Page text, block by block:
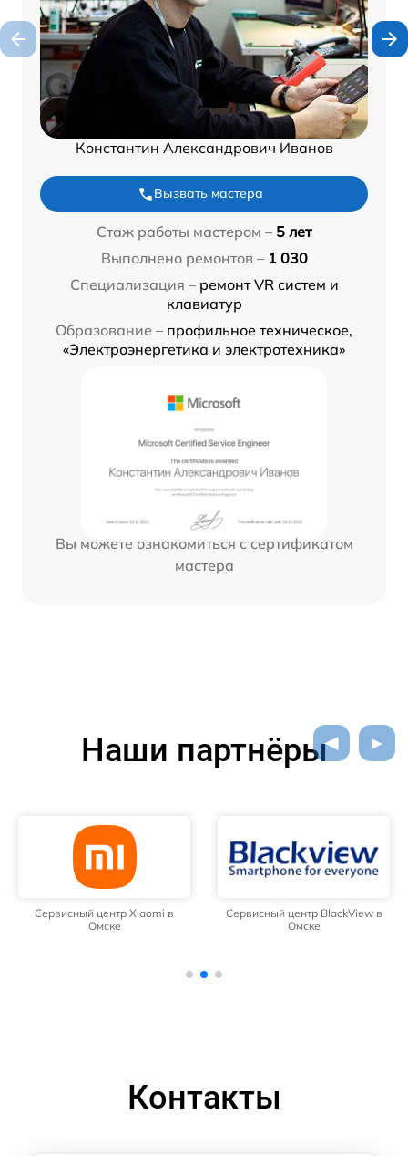
Константин Александрович Иванов
Вызвать мастера
Стаж работы мастером – 5 лет
Выполнено ремонтов – 1 030
Специализация – ремонт VR систем и
клавиатур
Образование – профильное техническое,
«Электроэнергетика и электротехника»
Вы можете ознакомиться с сертификатом
мастера
Наши партнёры
Сервисный центр Xiaomi в
Омске
Сервисный центр BlackView в
Омске
Контакты